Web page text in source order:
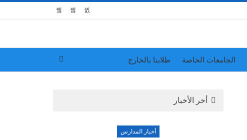
الجامعات الخاصة طلابنا بالخارج
أخر الأخبار
أخبار المدارس